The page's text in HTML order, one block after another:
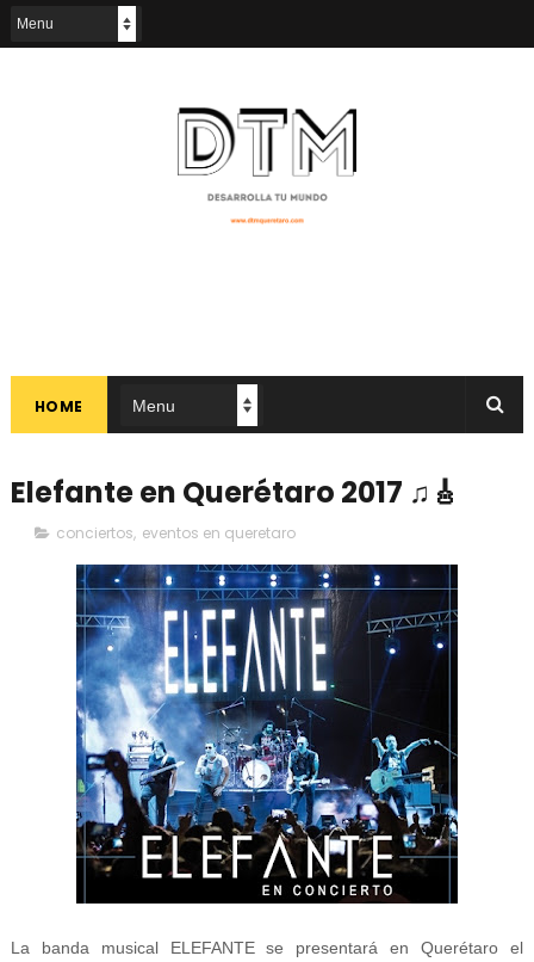
HOME
Elefante en Querétaro 2017 ♫🎸
conciertos, eventos en queretaro
La banda musical ELEFANTE se presentará en Querétaro el